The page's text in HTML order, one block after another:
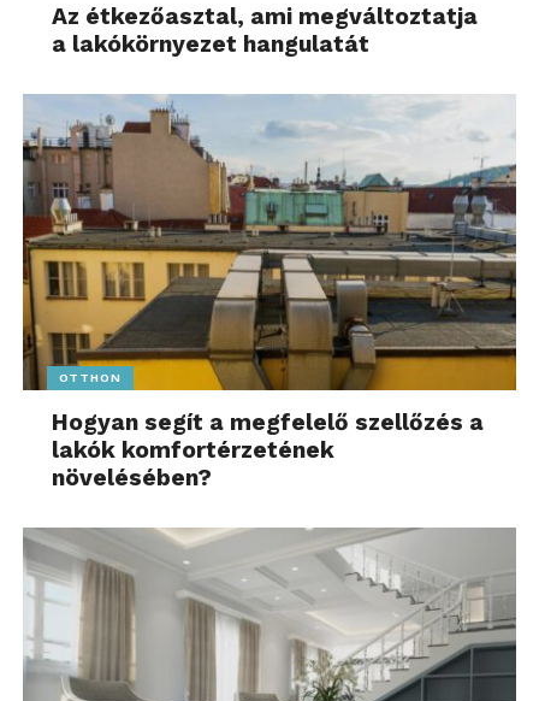
Az étkezőasztal, ami megváltoztatja
a lakókörnyezet hangulatát
OTTHON
Hogyan segít a megfelelő szellőzés a
lakók komfortérzetének
növelésében?